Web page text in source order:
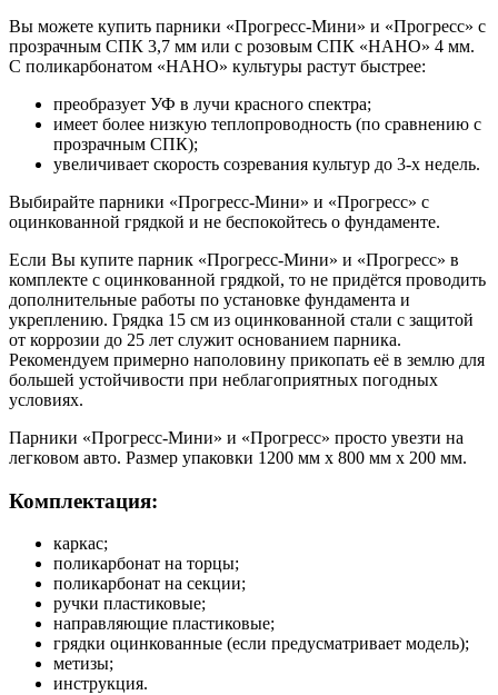
Вы можете купить парники «Прогресс-Мини» и «Прогресс» с
прозрачным СПК 3,7 мм или с розовым СПК «НАНО» 4 мм.
С поликарбонатом «НАНО» культуры растут быстрее:
преобразует УФ в лучи красного спектра;
имеет более низкую теплопроводность (по сравнению с
прозрачным СПК);
увеличивает скорость созревания культур до 3-х недель.
Выбирайте парники «Прогресс-Мини» и «Прогресс» с
оцинкованной грядкой и не беспокойтесь о фундаменте.
Если Вы купите парник «Прогресс-Мини» и «Прогресс» в
комплекте с оцинкованной грядкой, то не придётся проводить
дополнительные работы по установке фундамента и
укреплению. Грядка 15 см из оцинкованной стали с защитой
от коррозии до 25 лет служит основанием парника.
Рекомендуем примерно наполовину прикопать её в землю для
большей устойчивости при неблагоприятных погодных
условиях.
Парники «Прогресс-Мини» и «Прогресс» просто увезти на
легковом авто. Размер упаковки 1200 мм х 800 мм х 200 мм.
Комплектация:
каркас;
поликарбонат на торцы;
поликарбонат на секции;
ручки пластиковые;
направляющие пластиковые;
грядки оцинкованные (если предусматривает модель);
метизы;
инструкция.